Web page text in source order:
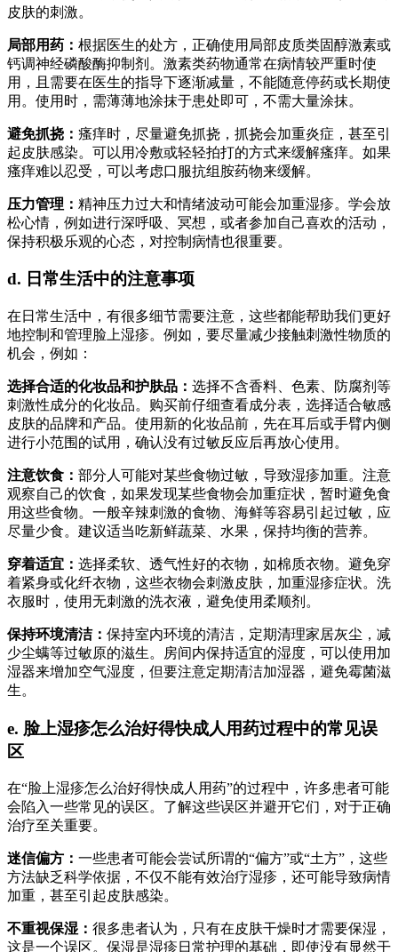
皮肤的刺激。
局部用药： 根据医生的处方，正确使用局部皮质类固醇激素或
钙调神经磷酸酶抑制剂。激素类药物通常在病情较严重时使
用，且需要在医生的指导下逐渐减量，不能随意停药或长期使
用。使用时，需薄薄地涂抹于患处即可，不需大量涂抹。
避免抓挠： 瘙痒时，尽量避免抓挠，抓挠会加重炎症，甚至引
起皮肤感染。可以用冷敷或轻轻拍打的方式来缓解瘙痒。如果
瘙痒难以忍受，可以考虑口服抗组胺药物来缓解。
压力管理： 精神压力过大和情绪波动可能会加重湿疹。学会放
松心情，例如进行深呼吸、冥想，或者参加自己喜欢的活动，
保持积极乐观的心态，对控制病情也很重要。
d. 日常生活中的注意事项
在日常生活中，有很多细节需要注意，这些都能帮助我们更好
地控制和管理脸上湿疹。例如，要尽量减少接触刺激性物质的
机会，例如：
选择合适的化妆品和护肤品： 选择不含香料、色素、防腐剂等
刺激性成分的化妆品。购买前仔细查看成分表，选择适合敏感
皮肤的品牌和产品。使用新的化妆品前，先在耳后或手臂内侧
进行小范围的试用，确认没有过敏反应后再放心使用。
注意饮食： 部分人可能对某些食物过敏，导致湿疹加重。注意
观察自己的饮食，如果发现某些食物会加重症状，暂时避免食
用这些食物。一般辛辣刺激的食物、海鲜等容易引起过敏，应
尽量少食。建议适当吃新鲜蔬菜、水果，保持均衡的营养。
穿着适宜： 选择柔软、透气性好的衣物，如棉质衣物。避免穿
着紧身或化纤衣物，这些衣物会刺激皮肤，加重湿疹症状。洗
衣服时，使用无刺激的洗衣液，避免使用柔顺剂。
保持环境清洁： 保持室内环境的清洁，定期清理家居灰尘，减
少尘螨等过敏原的滋生。房间内保持适宜的湿度，可以使用加
湿器来增加空气湿度，但要注意定期清洁加湿器，避免霉菌滋
生。
e. 脸上湿疹怎么治好得快成人用药过程中的常见误
区
在“脸上湿疹怎么治好得快成人用药”的过程中，许多患者可能
会陷入一些常见的误区。了解这些误区并避开它们，对于正确
治疗至关重要。
迷信偏方： 一些患者可能会尝试所谓的“偏方”或“土方”，这些
方法缺乏科学依据，不仅不能有效治疗湿疹，还可能导致病情
加重，甚至引起皮肤感染。
不重视保湿： 很多患者认为，只有在皮肤干燥时才需要保湿，
这是一个误区。保湿是湿疹日常护理的基础，即使没有显然干